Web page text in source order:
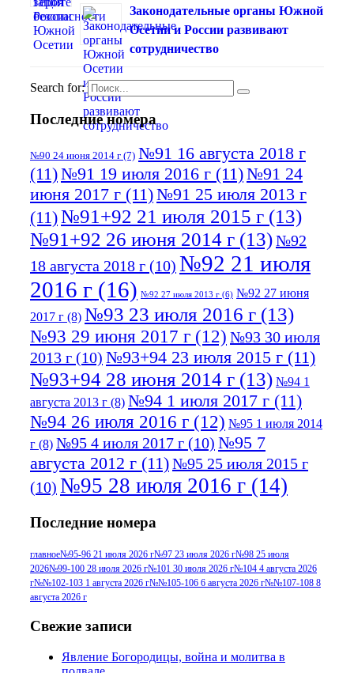
Законодательные органы Южной
Осетии и России развивают
сотрудничество
Search for:
Последние номера
№90 24 июня 2014 г (7) №91 16 августа 2018 г
(11)№91 19 июля 2016 г (11)№91 24
июня 2017 г (11)№91 25 июля 2013 г
(11)№91+92 21 июля 2015 г (13)
№91+92 26 июня 2014 г (13)№92
18 августа 2018 г (10) №92 21 июля
2016 г (16) №92 27 июля 2013 г (6) №92 27 июня
2017 г (8) №93 23 июля 2016 г (13)
№93 29 июня 2017 г (12) №93 30 июля
2013 г (10) №93+94 23 июля 2015 г (11)
№93+94 28 июня 2014 г (13) №94 1
августа 2013 г (8) №94 1 июля 2017 г (11)
№94 26 июля 2016 г (12) №95 1 июля 2014
г (8) №95 4 июля 2017 г (10) №95 7
августа 2012 г (11)№95 25 июля 2015 г
(10) №95 28 июля 2016 г (14)
июля 2017 г(11)№96 9 августа 2012
г(13) №96 28 июля 2015 г(9) №96+97 3
июля 2014 г(10)№96+97 30 июля
2016 г(13)
июля 2017 г
2012 г
(15)
№97 30 июля 2015 г
Последние номера
главное№95-96 21 июля 2026 г№97 23 июля 2026 г№98 25 июля
2026№99-100 28 июля 2026 г№101 30 июля 2026 г№104 4 августа 2026
г№№102-103 1 августа 2026 г№№105-106 6 августа 2026 г№№107-108 8
августа 2026 г
Свежие записи
Явление Богородицы, война и молитва в